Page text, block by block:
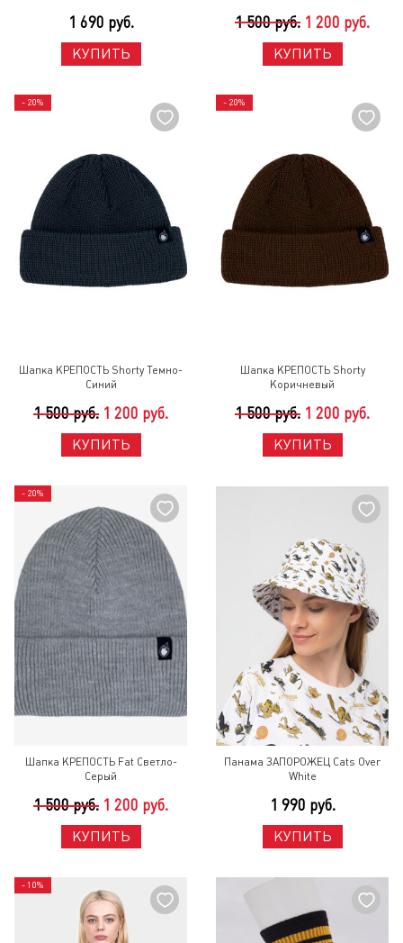
1 690 руб.
КУПИТЬ
1 500 руб. 1 200 руб.
КУПИТЬ
- 20%
Шапка КРЕПОСТЬ Shorty Темно-
Синий
1 500 руб. 1 200 руб.
КУПИТЬ
- 20%
Шапка КРЕПОСТЬ Shorty
Коричневый
1 500 руб. 1 200 руб.
КУПИТЬ
- 20%
Шапка КРЕПОСТЬ Fat Светло-
Серый
1 500 руб. 1 200 руб.
КУПИТЬ
Панама ЗАПОРОЖЕЦ Cats Over
White
1 990 руб.
КУПИТЬ
- 10%